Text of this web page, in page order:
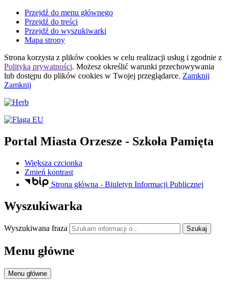
Przejdź do menu głównego
Przejdź do treści
Przejdź do wyszukiwarki
Mapa strony
Strona korzysta z plików cookies w celu realizacji usług i zgodnie z
Polityką prywatności. Możesz określić warunki przechowywania
lub dostępu do plików cookies w Twojej przeglądarce. Zamknij
Zamknij
Portal Miasta Orzesze - Szkoła Pamięta
Większa czcionka
Zmień kontrast
Strona główna - Biuletyn Informacji Publicznej
Wyszukiwarka
Wyszukiwana fraza Szukaj
Menu główne
Menu główne